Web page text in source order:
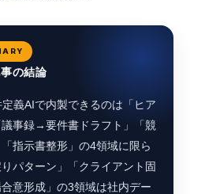
の結論
義AIで内製できるのは「ヒア
議事録→要件書ドラフト」「競
指示書整形」の4領域に限ら
パターン」「クライアント固
意形成」の3領域は社内デー